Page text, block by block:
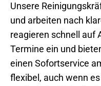
Unsere
und arbeiten nach
reagieren schnell auf
Termine ein und
einen Sofortservice
flexibel, auch wenn